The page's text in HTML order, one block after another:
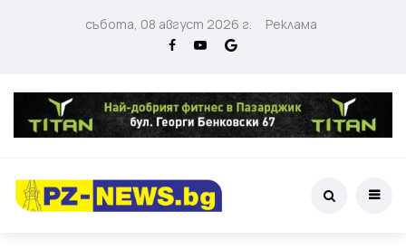
събота, 08 август 2026 г. Реклама